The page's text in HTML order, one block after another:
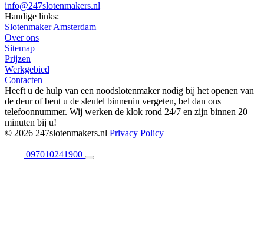
info@247slotenmakers.nl
Handige links:
Slotenmaker Amsterdam
Over ons
Sitemap
Prijzen
Werkgebied
Contacten
Heeft u de hulp van een noodslotenmaker nodig bij het openen van
de deur of bent u de sleutel binnenin vergeten, bel dan ons
telefoonnummer. Wij werken de klok rond 24/7 en zijn binnen 20
minuten bij u!
© 2026 247slotenmakers.nl Privacy Policy
097010241900